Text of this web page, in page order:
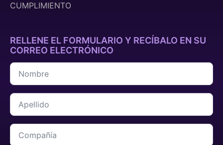
CUMPLIMIENTO
RELLENE EL FORMULARIO Y RECÍBALO EN SU
CORREO ELECTRÓNICO
Nombre
Apellido
Compañía